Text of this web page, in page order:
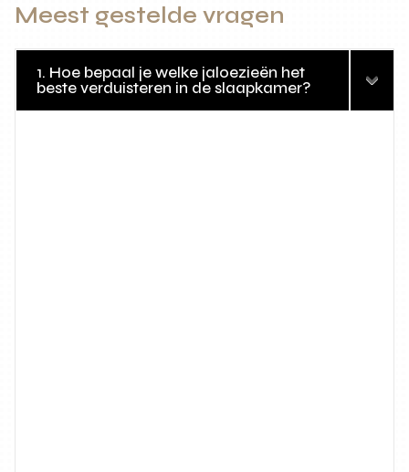
Meest gestelde vragen
1. Hoe bepaal je welke jaloezieën het
beste verduisteren in de slaapkamer?